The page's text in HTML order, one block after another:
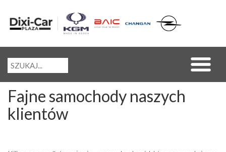
Fajne samochody naszych
klientów